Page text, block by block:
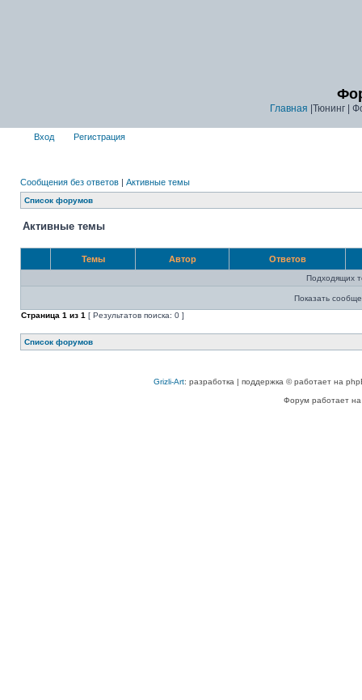
Главная |Тюнинг |
Вход Регистрация
Сообщения без ответов | Активные темы
Список форумов
Активные темы
Темы Автор Ответов
Подходящих
Показать
Страница 1 из 1 [ Результатов поиска: 0 ]
Список форумов
Grizli-Art: разработка | поддержка © работает на
Форум работает